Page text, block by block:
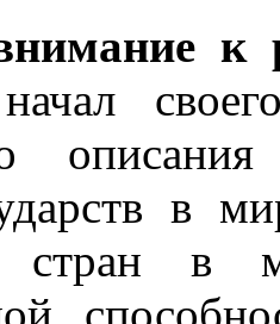
к
начал
в
стран в